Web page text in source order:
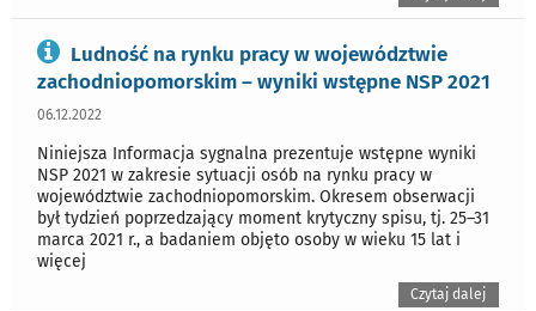
Ludność na rynku pracy w województwie
zachodniopomorskim – wyniki wstępne NSP 2021
06.12.2022
Niniejsza Informacja sygnalna prezentuje wstępne wyniki
NSP 2021 w zakresie sytuacji osób na rynku pracy w
województwie zachodniopomorskim. Okresem obserwacji
był tydzień poprzedzający moment krytyczny spisu, tj. 25–31
marca 2021 r., a badaniem objęto osoby w wieku 15 lat i
więcej
Czytaj dalej